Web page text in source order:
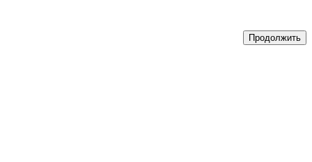
Продолжить